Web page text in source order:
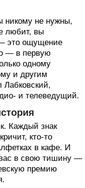
никому не нужны,
любит, вы
это ощущение
— в первую
одному
и другим
и телеведущий.
Каждый знак
кто-то
в кафе. И
в свою тишину —
премию